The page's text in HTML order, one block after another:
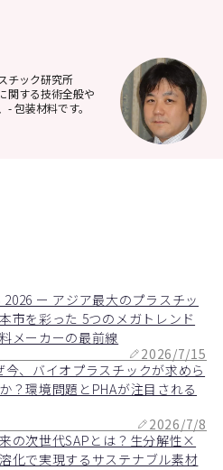
チック研究所
関する技術全般や
包装材料です。
2026 ー アジア最大のプラスチッ
市を彩った 5つのメガトレンド
メーカーの最前線
2026/7/15
今、バイオプラスチックが求めら
？環境問題とPHAが注目される
2026/7/8
の次世代SAPとは？生分解性×
化で実現するサステナブル素材